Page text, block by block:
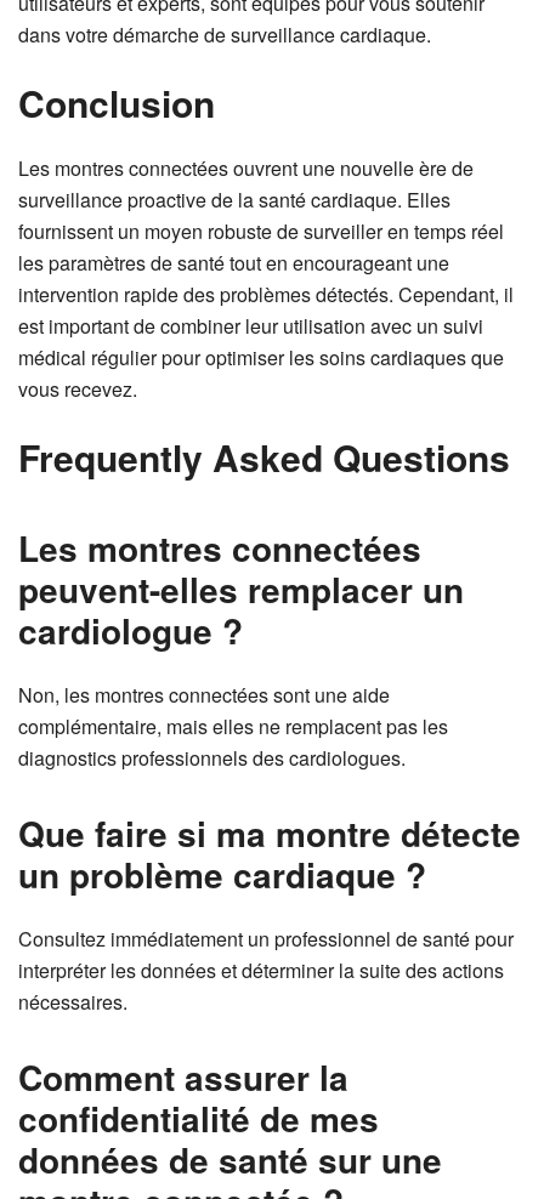
dans votre démarche de surveillance cardiaque.
Conclusion
Les montres connectées ouvrent une nouvelle ère de
surveillance proactive de la santé cardiaque. Elles
fournissent un moyen robuste de surveiller en temps réel
les paramètres de santé tout en encourageant une
intervention rapide des problèmes détectés. Cependant, il
est important de combiner leur utilisation avec un suivi
médical régulier pour optimiser les soins cardiaques que
vous recevez.
Frequently Asked Questions
Les montres connectées
peuvent-elles remplacer un
cardiologue ?
Non, les montres connectées sont une aide
complémentaire, mais elles ne remplacent pas les
diagnostics professionnels des cardiologues.
Que faire si ma montre détecte
un problème cardiaque ?
Consultez immédiatement un professionnel de santé pour
interpréter les données et déterminer la suite des actions
nécessaires.
Comment assurer la
confidentialité de mes
données de santé sur une